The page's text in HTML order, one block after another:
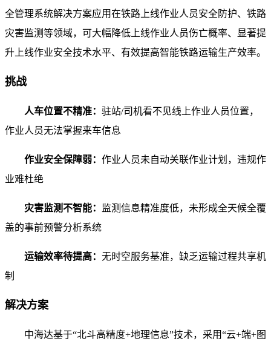
全管理系统解决方案应用在铁路上线作业人员安全防护、铁路
灾害监测等领域，可大幅降低上线作业人员伤亡概率、显著提
升上线作业安全技术水平、有效提高智能铁路运输生产效率。
挑战
人车位置不精准： 驻站/司机看不见线上作业人员位置，
作业人员无法掌握来车信息
作业安全保障弱： 作业人员未自动关联作业计划，违规作
业难杜绝
灾害监测不智能：
监测信息精准度低，未形成全天候全覆
盖的事前预警分析系统
运输效率待提高： 无时空服务基准，缺乏运输过程共享机
制
解决方案
中海达基于“北斗高精度+地理信息”技术，采用“云+端+图